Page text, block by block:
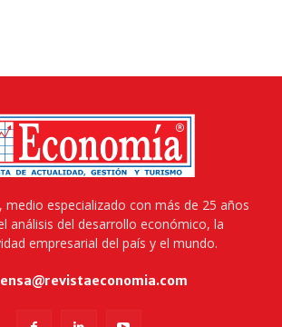
medio especializado con más de 25 años
análisis del desarrollo económico, la
empresarial del país y el mundo.